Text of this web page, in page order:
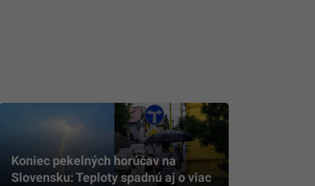
Koniec pekelných horúčav na
Slovensku: Teploty spadnú aj o viac